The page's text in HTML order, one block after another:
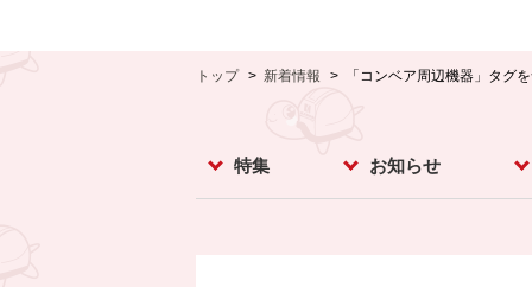
トップ 新着情報 「コンベア周辺機器」タグ
特集 お知らせ